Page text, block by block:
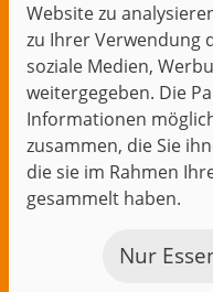
Website zu
zu Ihrer Verwendung
soziale Medien,
weitergegeben. Die
Informationen
zusammen, die Sie
die sie im Rahmen
gesammelt haben.
Nur
Start Datenschutz
© 1999–2026 jambit